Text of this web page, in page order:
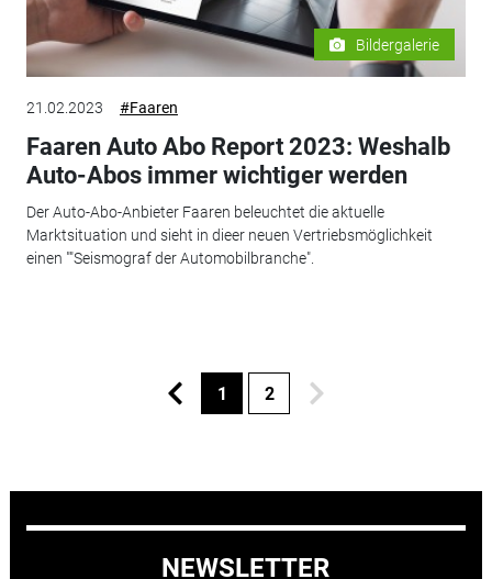
Bildergalerie
21.02.2023 #Faaren
Faaren Auto Abo Report 2023: Weshalb
Auto-Abos immer wichtiger werden
Der Auto-Abo-Anbieter Faaren beleuchtet die aktuelle
Marktsituation und sieht in dieer neuen Vertriebsmöglichkeit
einen ""Seismograf der Automobilbranche".
1 2
NEWSLETTER